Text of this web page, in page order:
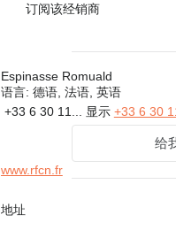
订阅该经销商
Espinasse Romuald
语言: 德语, 法语, 英语
+33 6 30 11... 显示 +33 6 30
给
www.rfcn.fr
地址